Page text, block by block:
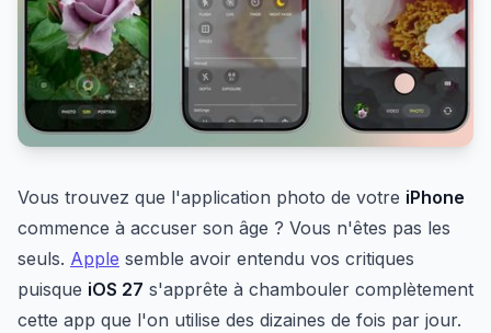
Vous trouvez que l'application photo de votre iPhone
commence à accuser son âge ? Vous n'êtes pas les
seuls. Apple semble avoir entendu vos critiques
puisque iOS 27 s'apprête à chambouler complètement
cette app que l'on utilise des dizaines de fois par jour.